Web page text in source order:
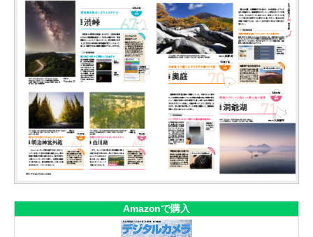
Amazonで購入